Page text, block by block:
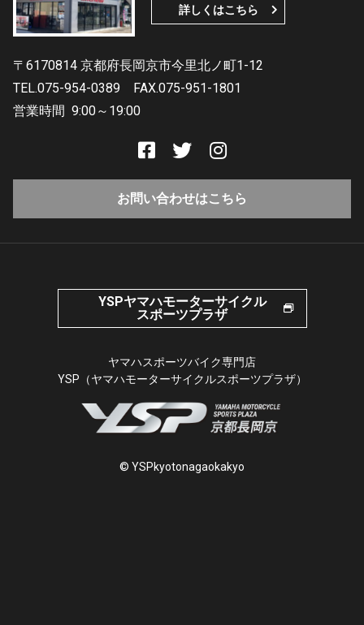
詳しくはこちら
〒6170814 京都府長岡京市今里北ノ町1-12
TEL.075-954-0389
FAX.075-951-1801
営業時間 9:00～19:00
お問い合わせはこちら
YSPヤマハモーターサイクル
スポーツプラザ
ヤマハスポーツバイク専門店
YSP（ヤマハモーターサイクルスポーツプラザ）
© YSPkyotonagaokakyo